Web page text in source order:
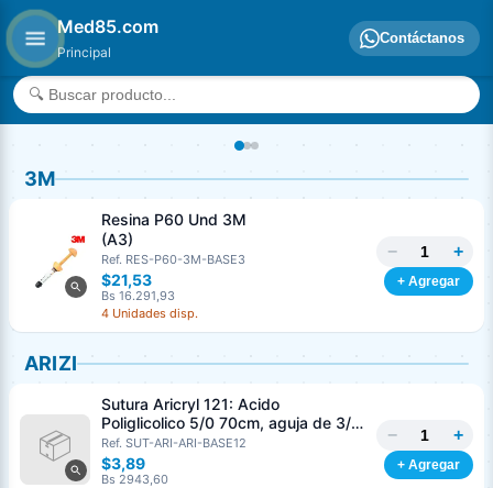
Med85.com
Principal
Contáctanos
3M
Resina P60 Und 3M
(A3)
Ref. RES-P60-3M-BASE3
$21,53
Bs 16.291,93
4 Unidades disp.
− +
+ Agregar
ARIZI
Sutura Aricryl 121: Acido
Poliglicolico 5/0 70cm, aguja de 3/8
Corte Inverso 19mm Und ARIZI
Absorbible
Ref. SUT-ARI-ARI-BASE12
$3,89
Bs 2943,60
− +
+ Agregar